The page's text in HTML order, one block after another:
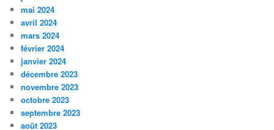
mai 2024
avril 2024
mars 2024
février 2024
janvier 2024
décembre 2023
novembre 2023
octobre 2023
septembre 2023
août 2023